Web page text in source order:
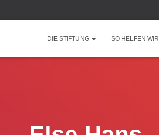
DIE STIFTUNG SO HELFEN WIR